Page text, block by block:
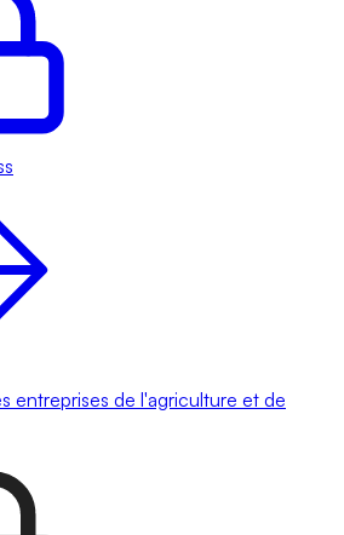
entreprises de l'agriculture et de